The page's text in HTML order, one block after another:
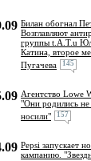
Билан обогнал
Возглавляют
группы t.A.T.u
Катина, второе
Пугачева
145
Агентство Lowe
"Они родились
носили"
157
Pepsi запускает
кампанию.